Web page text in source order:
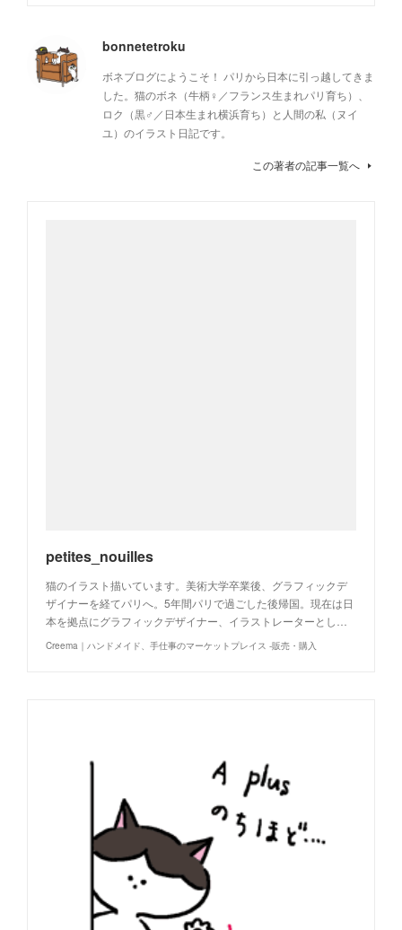
bonnetetroku
ボネブログにようこそ！ パリから日本に引っ越してきま
した。猫のボネ（牛柄♀／フランス生まれパリ育ち）、
ロク（黒♂／日本生まれ横浜育ち）と人間の私（ヌイ
ユ）のイラスト日記です。
この著者の記事一覧へ
petites_nouilles
猫のイラスト描いています。美術大学卒業後、グラフィックデ
ザイナーを経てパリへ。5年間パリで過ごした後帰国。現在は日
本を拠点にグラフィックデザイナー、イラストレーターとし…
Creema｜ハンドメイド、手仕事のマーケットプレイス -販売・購入